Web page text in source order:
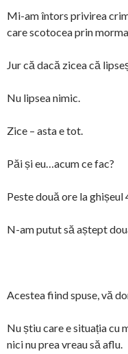
Mi-am întors privirea
care scotocea prin
Jur că dacă zicea că
Nu lipsea nimic.
Zice – asta e tot.
Păi și eu…acum ce fac?
Peste două ore la ghișeul
N-am putut să aștept
Acestea fiind spuse, vă
Nu știu care e situația cu
nici nu prea vreau să aflu.